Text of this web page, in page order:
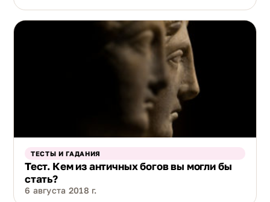
ТЕСТЫ И ГАДАНИЯ
Тест. Кем из античных богов вы могли бы
стать?
6 августа 2018 г.